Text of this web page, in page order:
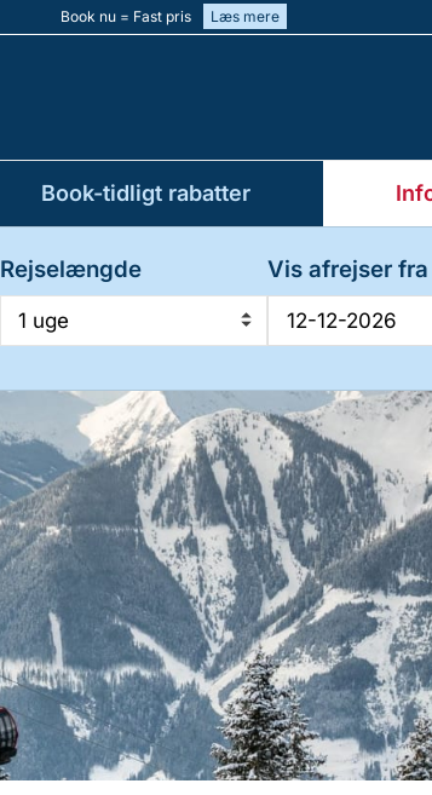
Book nu = Fast pris Læs mere
Book-tidligt rabatter
Rejselængde
1 uge
Vis afrejser fra